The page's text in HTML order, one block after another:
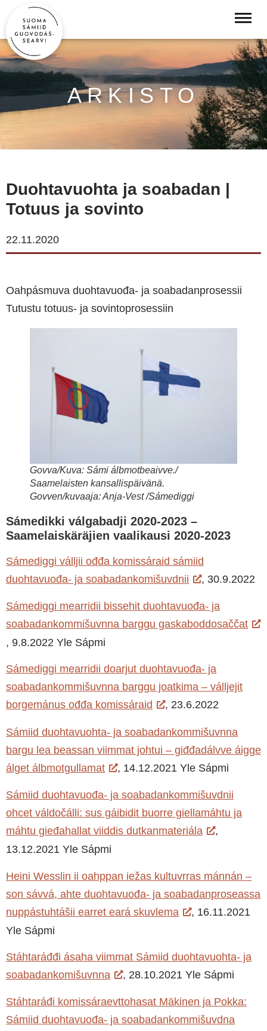
ARKISTO
Duohtavuohta ja soabadan |
Totuus ja sovinto
22.11.2020
Oahpásmuva duohtavuođa- ja soabadanprosessii
Tutustu totuus- ja sovintoprosessiin
Govva/Kuva: Sámi álbmotbeaivve./
Saamelaisten kansallispäivänä.
Govven/kuvaaja: Anja-Vest /Sámediggi
Sámedikki válgabadji 2020-2023 –
Saamelaiskäräjien vaalikausi 2020-2023
Sámediggi válljii ođđa komissáraid sámiid
duohtavuođa- ja soabadankomišuvdnii
, 30.9.2022
Sámediggi mearridii bissehit duohtavuođa- ja
soabadankommišuvnna barggu gaskaboddosaččat
, 9.8.2022 Yle Sápmi
Sámediggi mearridii doarjut duohtavuođa- ja
soabadankommišuvnna barggu joatkima – válljejit
borgemánus ođđa komissáraid
, 23.6.2022
Sámiid duohtavuohta- ja soabadankommišuvnna
bargu lea beassan viimmat johtui – giđđadálvve áigge
álget álbmotgullamat
, 14.12.2021 Yle Sápmi
Sámiid duohtavuođa- ja soabadankommišuvdnii
ohcet váldočálli: sus gáibidit buorre giellamáhtu ja
máhtu gieđahallat viiddis dutkanmateriála
,
13.12.2021 Yle Sápmi
Heini Wesslin ii oahppan iežas kultuvrras mánnán –
son sávvá, ahte duohtavuođa- ja soabadanproseassa
nuppástuhtášii earret eará skuvlema
, 16.11.2021
Yle Sápmi
Stáhtaráđđi ásaha viimmat Sámiid duohtavuohta- ja
soabadankomišuvnna
, 28.10.2021 Yle Sápmi
Stáhtaráđi komissáraevttohasat Mäkinen ja Pokka:
Sámiid duohtavuođa- ja soabadankommišuvdna